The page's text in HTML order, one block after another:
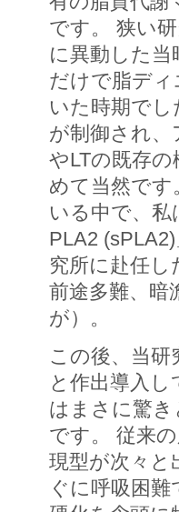
です。 狭い
に異動した当
だけで脂デ
いた時期で
が制御され
やLTの既存
めて当然で
いる中で、
PLA2
究所に赴任
前途多難、暗
が）。
この後、当
と作出導入
はまさに驚
です。 従来
現型が次々と
ぐに呼吸困